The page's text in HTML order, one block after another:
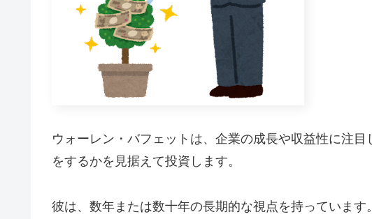
ウォーレン・バフェットは、企業の成長や収益性に注
をするかを見据えて投資します。
彼は、数年または数十年の長期的な視点を持っています。